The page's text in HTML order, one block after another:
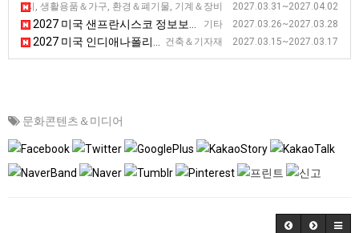
에너지, 생활용품＆가구, 환경＆폐기물, 기계＆장비 2027.03.31~2027.04.02
2027 미국 볼티모어 미건물유지보수 및 관련 기술 전시회 [NFMT]
기타 2027.03.26~2027.03.28
2027 미국 샌프란시스코 정보보안 전시회
건축＆기자재 2027.03.15~2027.03.17
2027 미국 인디애나폴리스 아스팔트 전시회 [WOA]
문화콘텐츠＆미디어